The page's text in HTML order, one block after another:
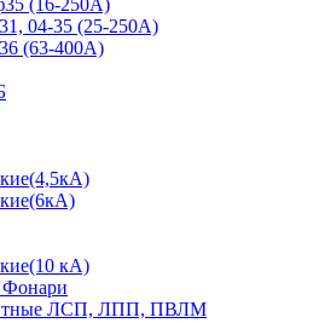
(16-250А)
04-35 (25-250А)
(63-400А)
кА)
Фонари
ЛСП, ЛПП, ПВЛМ